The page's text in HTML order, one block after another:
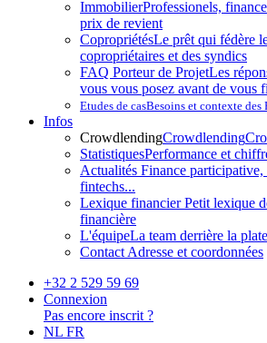
ImmobilierProfessionels,
prix de revient
CopropriétésLe prêt qui fédère
copropriétaires et des syndics
FAQ Porteur de ProjetLes
vous vous posez avant de vous
Etudes de casBesoins et contexte
Infos
CrowdlendingCrowdlending
StatistiquesPerformance et
Actualités Finance
fintechs...
Lexique financierPetit lexique
financière
L'équipeLa team derrière la
Contact Adresse et coordonnées
+32 2 529 59 69
Connexion
Pas encore inscrit ?
NL FR